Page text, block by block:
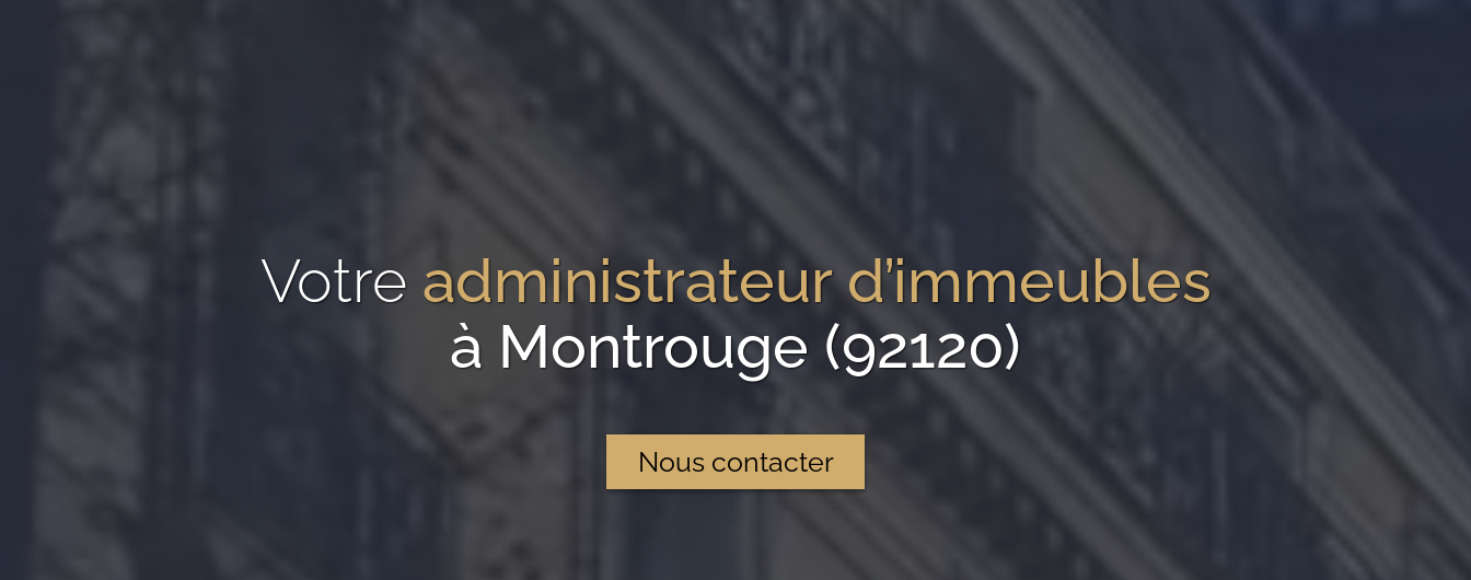
Votre administrateur d’immeubles
à Montrouge (92120)
Nous contacter